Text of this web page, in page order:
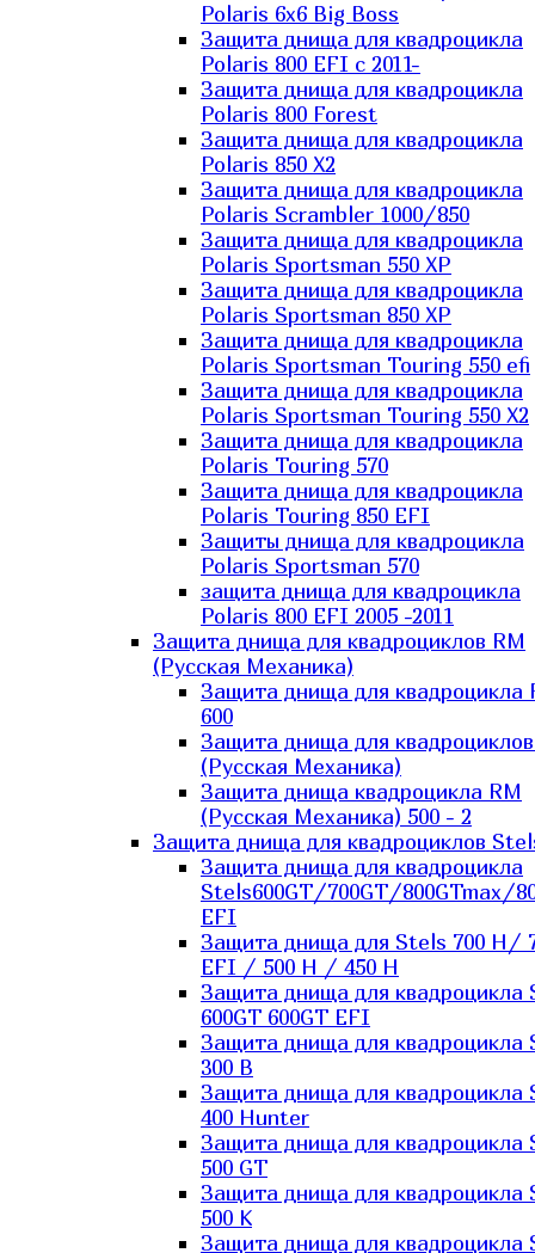
Polaris 6х6 Big Boss
Защита днища для квадроцикла
Polaris 800 EFI с 2011-
Защита днища для квадроцикла
Polaris 800 Forest
Защита днища для квадроцикла
Polaris 850 X2
Защита днища для квадроцикла
Polaris Scrambler 1000/850
Защита днища для квадроцикла
Polaris Sportsman 550 XP
Защита днища для квадроцикла
Polaris Sportsman 850 XP
Защита днища для квадроцикла
Polaris Sportsman Touring 550 efi
Защита днища для квадроцикла
Polaris Sportsman Touring 550 X2
Защита днища для квадроцикла
Polaris Touring 570
Защита днища для квадроцикла
Polaris Touring 850 EFI
Защиты днища для квадроцикла
Polaris Sportsman 570
защита днища для квадроцикла
Polaris 800 EFI 2005 -2011
Защита днища для квадроциклов RM
(Русская Механика)
Защита днища для квадроцикла
600
Защита днища для
(Русская Механика)
Защита днища квадроцикла RM
(Русская Механика) 500 - 2
Защита днища для квадроциклов
Защита днища для квадроцикла
Stels600GT/700GT/800GTmax/
EFI
Защита днища для Stels 700 H/
EFI / 500 H / 450 H
Защита днища для квадроцикла
600GT 600GT EFI
Защита днища для квадроцикла
300 B
Защита днища для квадроцикла
400 Hunter
Защита днища для квадроцикла
500 GT
Защита днища для квадроцикла
500 K
Защита днища для квадроцикла